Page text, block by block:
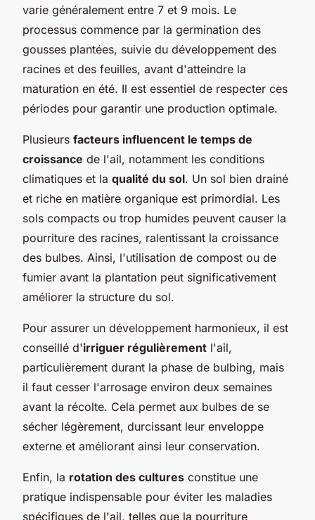
varie généralement entre 7 et 9 mois. Le
processus commence par la germination des
gousses plantées, suivie du développement des
racines et des feuilles, avant d'atteindre la
maturation en été. Il est essentiel de respecter ces
périodes pour garantir une production optimale.
Plusieurs facteurs influencent le temps de
croissance de l'ail, notamment les conditions
climatiques et la qualité du sol. Un sol bien drainé
et riche en matière organique est primordial. Les
sols compacts ou trop humides peuvent causer la
pourriture des racines, ralentissant la croissance
des bulbes. Ainsi, l'utilisation de compost ou de
fumier avant la plantation peut significativement
améliorer la structure du sol.
Pour assurer un développement harmonieux, il est
conseillé d'irriguer régulièrement l'ail,
particulièrement durant la phase de bulbing, mais
il faut cesser l'arrosage environ deux semaines
avant la récolte. Cela permet aux bulbes de se
sécher légèrement, durcissant leur enveloppe
externe et améliorant ainsi leur conservation.
Enfin, la rotation des cultures constitue une
pratique indispensable pour éviter les maladies
spécifiques de l'ail, telles que la pourriture